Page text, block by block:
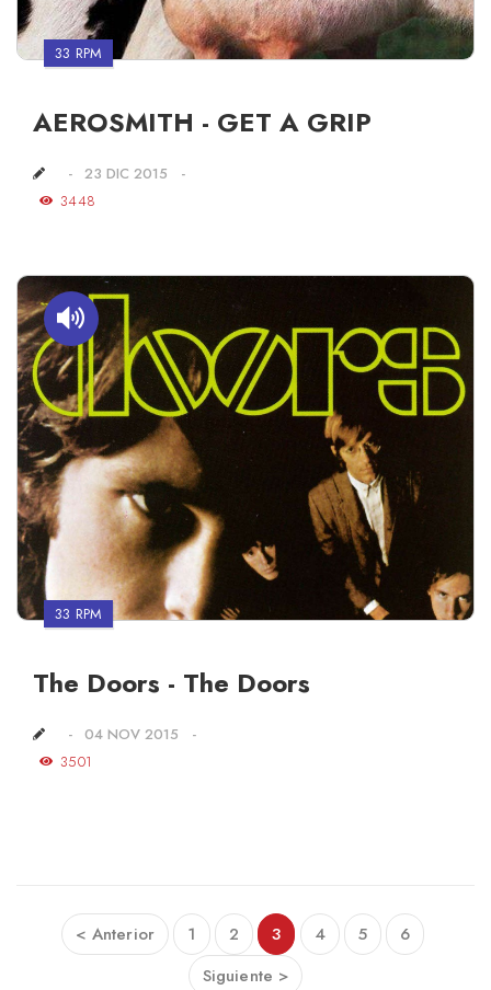
33 RPM
AEROSMITH - GET A GRIP
23 DIC 2015
3448
33 RPM
The Doors - The Doors
04 NOV 2015
3501
< Anterior 1 2 3 4 5
6
Siguiente >